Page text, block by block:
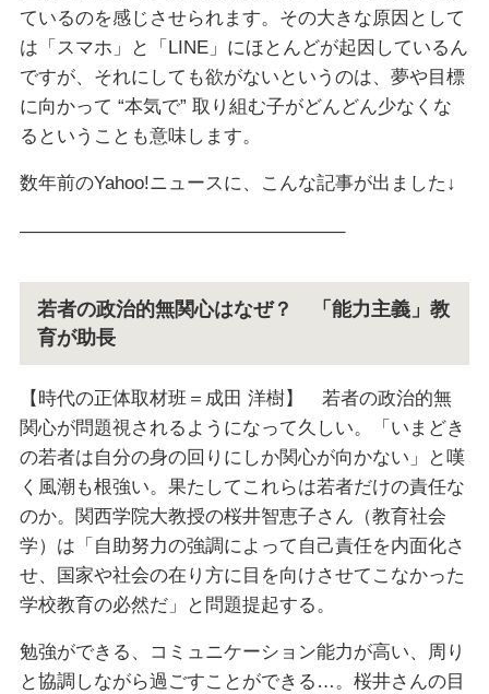
ているのを感じさせられます。その大きな原因として
は「スマホ」と「LINE」にほとんどが起因しているん
ですが、それにしても欲がないというのは、夢や目標
に向かって “本気で” 取り組む子がどんどん少なくな
るということも意味します。
数年前のYahoo!ニュースに、こんな記事が出ました↓
—————————————————–
若者の政治的無関心はなぜ？ 「能力主義」教
育が助長
【時代の正体取材班＝成田 洋樹】 若者の政治的無
関心が問題視されるようになって久しい。「いまどき
の若者は自分の身の回りにしか関心が向かない」と嘆
く風潮も根強い。果たしてこれらは若者だけの責任な
のか。関西学院大教授の桜井智恵子さん（教育社会
学）は「自助努力の強調によって自己責任を内面化さ
せ、国家や社会の在り方に目を向けさせてこなかった
学校教育の必然だ」と問題提起する。
勉強ができる、コミュニケーション能力が高い、周り
と協調しながら過ごすことができる…。桜井さんの目